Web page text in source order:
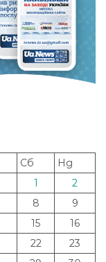
Сб
Нд
1
2
8
9
15
16
22
23